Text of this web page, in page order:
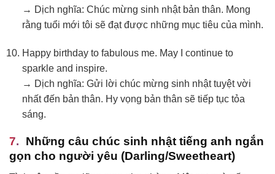
→ Dịch nghĩa: Chúc mừng sinh nhật bản thân. Mong
rằng tuổi mới tôi sẽ đạt được những mục tiêu của mình.
Happy birthday to fabulous me. May I continue to
sparkle and inspire.
→ Dịch nghĩa: Gửi lời chúc mừng sinh nhật tuyệt vời
nhất đến bản thân. Hy vọng bản thân sẽ tiếp tục tỏa
sáng.
Những câu chúc sinh nhật tiếng anh ngắn
gọn cho người yêu (Darling/Sweetheart)